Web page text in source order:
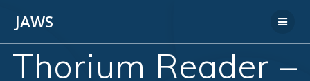
JAWS
Thorium Reader –